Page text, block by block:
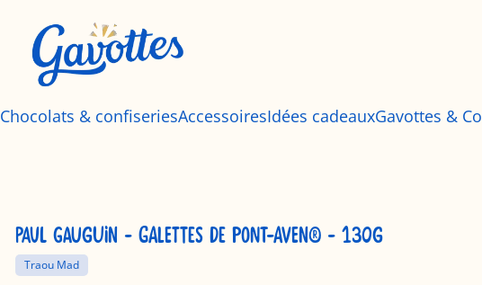
Chocolats & confiseriesAccessoiresIdées cadeauxGavottes & Co
PAUL GAUGUIN - GALETTES DE PONT-AVEN® - 130G
Traou Mad